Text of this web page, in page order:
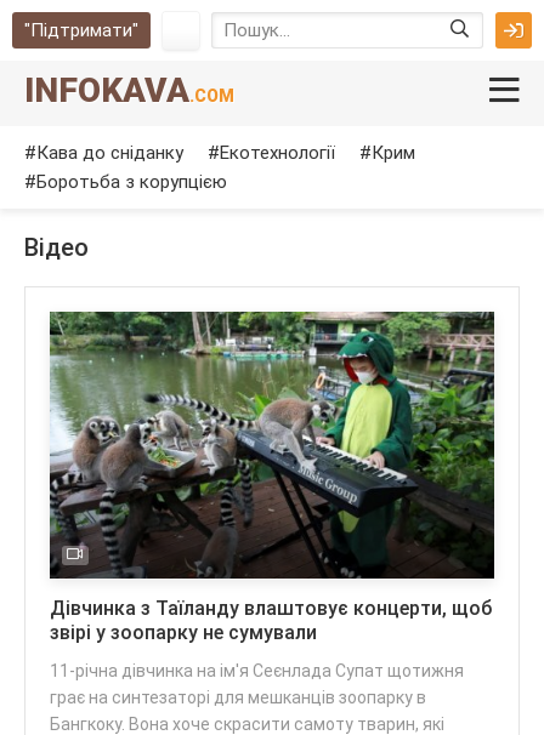
"Підтримати"
INFOKAVA.COM
Кава до сніданку Екотехнології
Крим
Боротьба з корупцією
Відео
Дівчинка з Таїланду влаштовує концерти, щоб
звірі у зоопарку не сумували
11-річна дівчинка на ім'я Сеєнлада Супат щотижня
грає на синтезаторі для мешканців зоопарку в
Бангкоку. Вона хоче скрасити самоту тварин, які